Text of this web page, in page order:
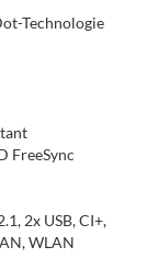
Technologie
FreeSync
2x USB, CI+,
WLAN